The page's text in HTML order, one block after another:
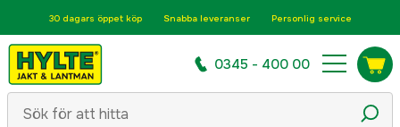
30 dagars öppet köp Snabba leveranser Personlig service
0345 - 400 00